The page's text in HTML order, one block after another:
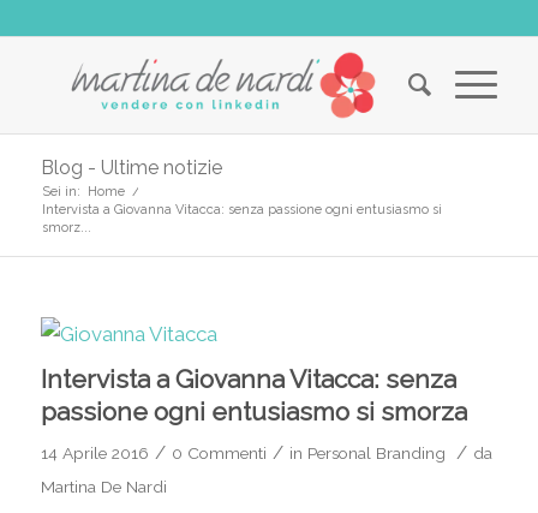
Blog - Ultime notizie
Sei in: Home /
Intervista a Giovanna Vitacca: senza passione ogni entusiasmo si
smorz...
Intervista a Giovanna Vitacca: senza
passione ogni entusiasmo si smorza
14 Aprile 2016 / 0 Commenti / in Personal Branding / da
Martina De Nardi